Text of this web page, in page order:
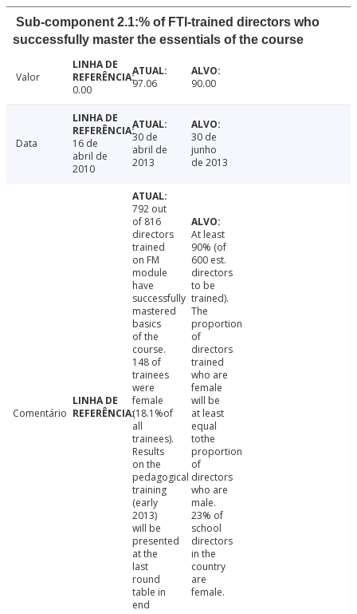
Sub-component 2.1:% of FTI-trained directors who
successfully master the essentials of the course
Valor
0.00
97.06 90.00
Data
16 de
abril de
2010
30 de
abril de
2013
30 de
junho
de 2013
Comentário
792 out
of 816
directors
trained
on FM
module
have
successfully
mastered
basics
of the
course.
148 of
trainees
were
female
(18.1%of
all
trainees).
Results
on the
pedagogical
training
(early
2013)
will be
presented
at the
last
round
table in
end
At least
90% (of
600 est.
directors
to be
trained).
The
proportion
of
directors
trained
who are
female
will be
at least
equal
tothe
proportion
of
directors
who are
male.
23% of
school
directors
in the
country
are
female.